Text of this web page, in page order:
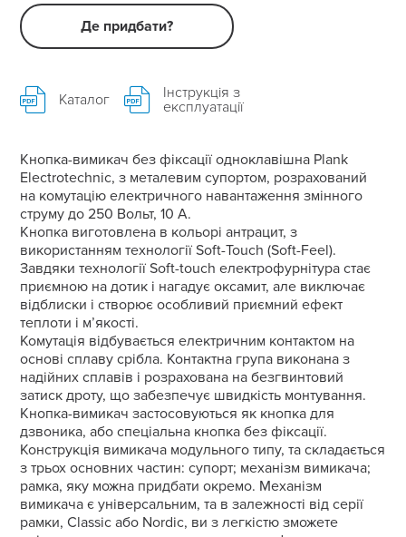
Де придбати?
Каталог
Інструкція з
експлуатації
Кнопка-вимикач без фіксації одноклавішна Plank
Electrotechnic, з металевим супортом, розрахований
на комутацію електричного навантаження змінного
струму до 250 Вольт, 10 А.
Кнопка виготовлена в кольорі антрацит, з
використанням технології Soft-Touch (Soft-Feel).
Завдяки технології Soft-touch електрофурнітура стає
приємною на дотик і нагадує оксамит, але виключає
відблиски і створює особливий приємний ефект
теплоти і м’якості.
Комутація відбувається електричним контактом на
основі сплаву срібла. Контактна група виконана з
надійних сплавів і розрахована на безгвинтовий
затиск дроту, що забезпечує швидкість монтування.
Кнопка-вимикач застосовуються як кнопка для
дзвоника, або спеціальна кнопка без фіксації.
Конструкція вимикача модульного типу, та складається
з трьох основних частин: супорт; механізм вимикача;
рамка, яку можна придбати окремо. Механізм
вимикача є універсальним, та в залежності від серії
рамки, Classic або Nordic, ви з легкістю зможете